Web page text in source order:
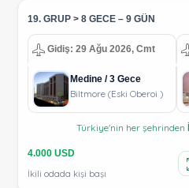
19. GRUP > 8 GECE – 9 GÜN
Gidiş: 29 Ağu 2026, Cmt
Medine / 3 Gece
Biltmore (Eski Oberoi )
Türkiye'nin her şehrinden
4.000 USD
İkili odada kişi başı